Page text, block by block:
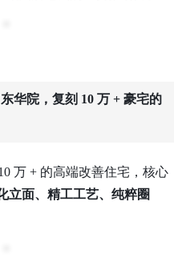
东华院，复刻 10 万 + 豪宅的
万 + 的高端改善住宅，核心
立面、精工工艺、纯粹圈